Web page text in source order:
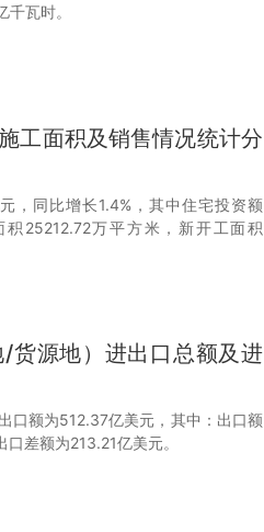
瓦时。
工面积及销售情况统计分
，同比增长1.4%，其中住宅投资额
25212.72万平方米，新开工面积
货源地）进出口总额及进
口额为512.37亿美元，其中：出口额
差额为213.21亿美元。